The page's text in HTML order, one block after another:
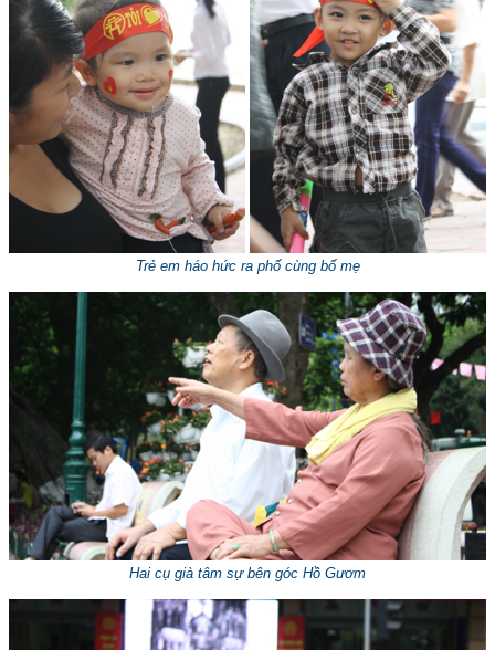
Trẻ em háo hức ra phố cùng bố mẹ
Hai cụ già tâm sự bên góc Hồ Gươm